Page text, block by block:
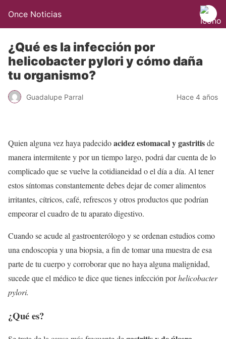
Once Noticias
¿Qué es la infección por
helicobacter pylori y cómo daña
tu organismo?
Guadalupe Parral Hace 4 años
Quien alguna vez haya padecidoacidez estomacal y gastritisde
manera intermitente y por un tiempo largo, podrá dar cuenta de lo
complicado que se vuelve la cotidianeidad o el día a día. Al tener
estos síntomas constantemente debes dejar de comer alimentos
irritantes, cítricos, café, refrescos y otros productos que podrían
empeorar el cuadro de tu aparato digestivo.
Cuando se acude al gastroenterólogo y se ordenan estudios como
una endoscopia y una biopsia, a fin de tomar una muestra de esa
parte de tu cuerpo y corroborar que no haya alguna malignidad,
sucede que el médico te dice que tienes infección porhelicobacter
pylori.
¿Qué es?